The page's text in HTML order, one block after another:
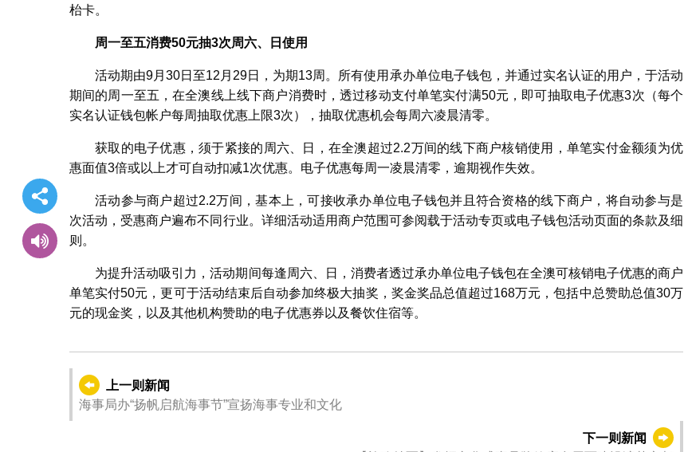
枱卡。
周一至五消费50元抽3次周六、日使用
活动期由9月30日至12月29日，为期13周。所有使用承办单位电子钱包，并通过实名认证的用户，于活动
期间的周一至五，在全澳线上线下商户消费时，透过移动支付单笔实付满50元，即可抽取电子优惠3次（每个
实名认证钱包帐户每周抽取优惠上限3次），抽取优惠机会每周六凌晨清零。
获取的电子优惠，须于紧接的周六、日，在全澳超过2.2万间的线下商户核销使用，单笔实付金额须为优
惠面值3倍或以上才可自动扣减1次优惠。电子优惠每周一凌晨清零，逾期视作失效。
活动参与商户超过2.2万间，基本上，可接收承办单位电子钱包并且符合资格的线下商户，将自动参与是
次活动，受惠商户遍布不同行业。详细活动适用商户范围可参阅载于活动专页或电子钱包活动页面的条款及细
则。
为提升活动吸引力，活动期间每逢周六、日，消费者透过承办单位电子钱包在全澳可核销电子优惠的商户
单笔实付50元，更可于活动结束后自动参加终极大抽奖，奖金奖品总值超过168万元，包括中总赞助总值30万
元的现金奖，以及其他机构赞助的电子优惠券以及餐饮住宿等。
上一则新闻
海事局办“扬帆启航海事节”宣扬海事专业和文化
下一则新闻